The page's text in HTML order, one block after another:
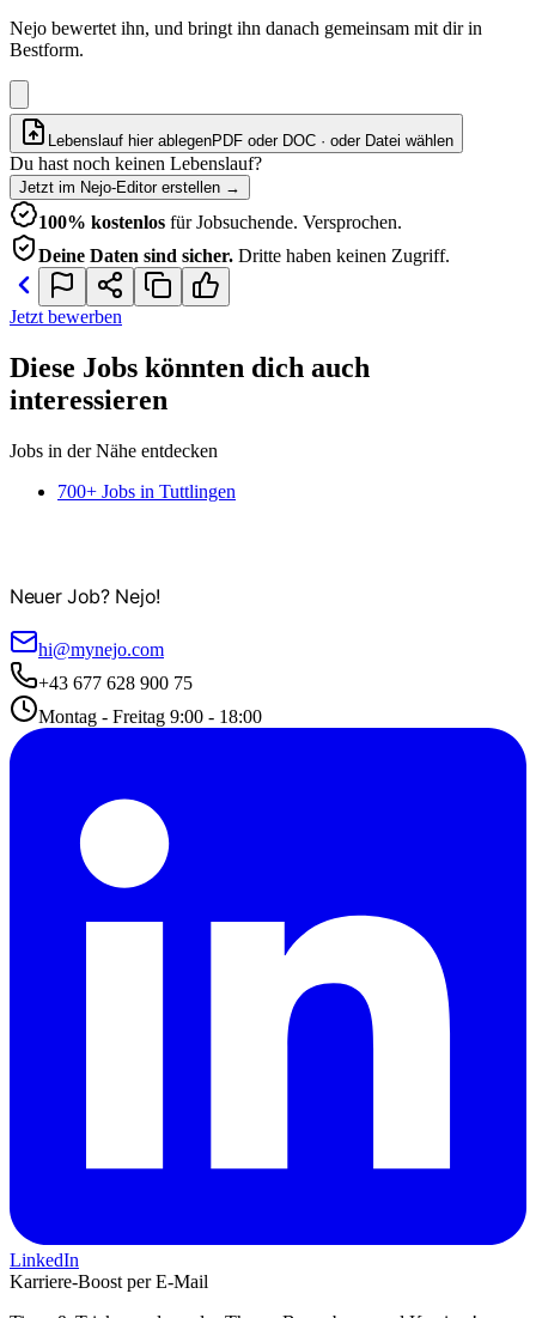
Nejo bewertet ihn, und bringt ihn danach gemeinsam mit dir in
Bestform.
Lebenslauf hier ablegenPDF oder DOC · oder Datei wählen
Du hast noch keinen Lebenslauf?
Jetzt im Nejo-Editor erstellen →
100% kostenlos für Jobsuchende. Versprochen.
Deine Daten sind sicher. Dritte haben keinen Zugriff.
Jetzt bewerben
Diese Jobs könnten dich auch
interessieren
Jobs in der Nähe entdecken
700+ Jobs in Tuttlingen
Neuer Job? Nejo!
hi@mynejo.com
+43 677 628 900 75
Montag - Freitag 9:00 - 18:00
LinkedIn
Karriere-Boost per E-Mail